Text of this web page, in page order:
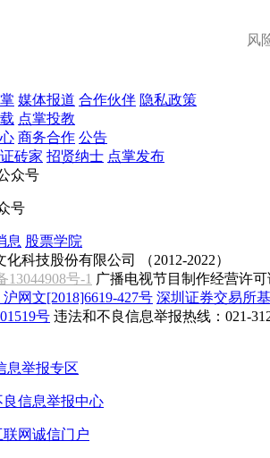
风
媒体报道 合作伙伴 隐私政策
点掌投教
商务合作 公告
砖家 招贤纳士 点掌发布
号
息 股票学院
化科技股份有限公司 （2012-2022）
号-1 广播电视节目制作经营许
网文[2018]6619-427号 深圳证券交易所
号 违法和不良信息举报热线：021-
息举报专区
良信息举报中心
联网诚信门户